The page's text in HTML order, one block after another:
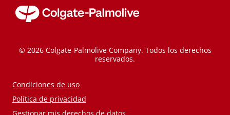
© 2026 Colgate-Palmolive Company. Todos los derechos
reservados.
Condiciones de uso
Política de privacidad